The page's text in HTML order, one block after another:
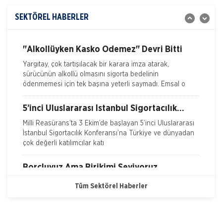
Kasko Hasar Dosyasında İstenilen Bilgiler
Kaza Tespit Tutanağı
Nakliye Hasarı İçin Gerekli Bilgiler
SEKTÖREL HABERLER
Demirtaş, düzenledikleri 'Sigorta Sektörü Geleceğini
"Alkollüyken Kasko Ödemez" Devri Bitti
Yargıtay, çok tartışılacak bir karara imza atarak,
sürücünün alkollü olmasını sigorta bedelinin
ödenmemesi için tek başına yeterli saymadı. Emsal o
5’inci Uluslararası İstanbul Sigortacılık
Milli Reasürans’ta 3 Ekim’de başlayan 5’inci Uluslararası
İstanbul Sigortacılık Konferansı’na Türkiye ve dünyadan
çok değerli katılımcılar katı
Borçluyuz Ama Birikimi Seviyoruz
NN Hayat ve Emeklilik adına Nielsen tarafından ilki
Tüm Sektörel Haberler